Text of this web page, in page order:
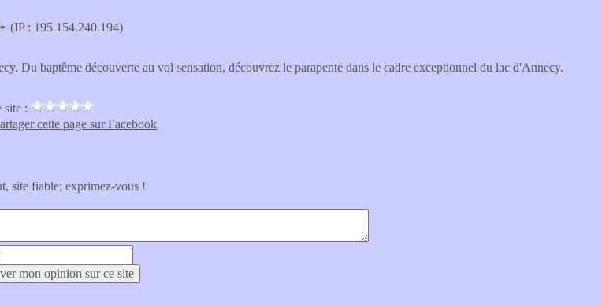
(IP : 195.154.240.194)
Du baptême découverte au vol sensation, découvrez le parapente dans le cadre exceptionnel du lac d'Annecy.
site :
cette page sur Facebook
site fiable; exprimez-vous !